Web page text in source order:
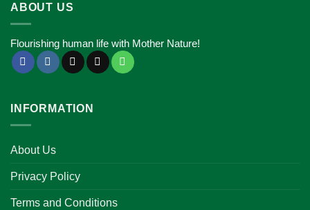
ABOUT US
Flourishing human life with Mother Nature!
INFORMATION
About Us
Privacy Policy
Terms and Conditions